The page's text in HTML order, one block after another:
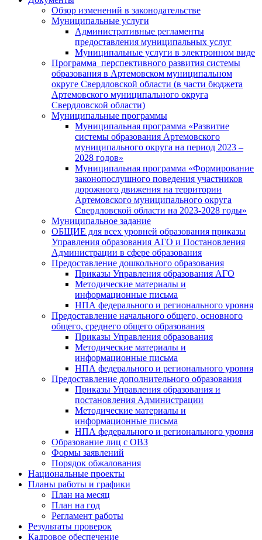
Обзор изменений в законодательстве
Муниципальные услуги
Административные регламенты
предоставления муниципальных услуг
Муниципальные услуги в электронном виде
Программа перспективного развития системы
образования в Артемовском муниципальном
округе Свердловской области (в части бюджета
Артемовского муниципального округа
Свердловской области)
Муниципальные программы
Муниципальная программа «Развитие
системы образования Артемовского
муниципального округа на период 2023 –
2028 годов»
Муниципальная программа «Формирование
законопослушного поведения участников
дорожного движения на территории
Артемовского муниципального округа
Свердловской области на 2023-2028 годы»
Муниципальное задание
ОБЩИЕ для всех уровней образования приказы
Управления образования АГО и Постановления
Администрации в сфере образования
Предоставление дошкольного образования
Приказы Управления образования АГО
Методические материалы и
информационные письма
НПА федерального и регионального уровня
Предоставление начального общего, основного
общего, среднего общего образования
Приказы Управления образования
Методические материалы и
информационные письма
НПА федерального и регионального уровня
Предоставление дополнительного образования
Приказы Управления образования и
постановления Администрации
Методические материалы и
информационные письма
НПА федерального и регионального уровня
Образование лиц с ОВЗ
Формы заявлений
Порядок обжалования
Национальные проекты
Планы работы и графики
План на месяц
План на год
Регламент работы
Результаты проверок
Кадровое обеспечение